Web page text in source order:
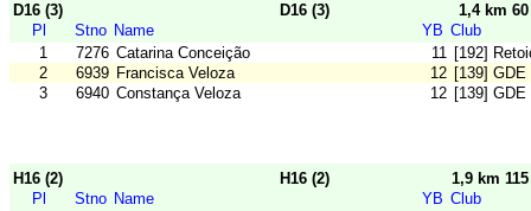
D16 (3) D16 (3)
1,4 km
Pl
Stno Name YB Club
1
7276 Catarina Conceição 11 [192]
2
6939 Francisca Veloza 12 [139] GDE
3
6940 Constança Veloza 12 [139] GDE
H16 (2) H16 (2)
1,9 km
Pl
Stno Name YB Club